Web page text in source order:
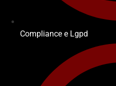
Compliance e Lgpd